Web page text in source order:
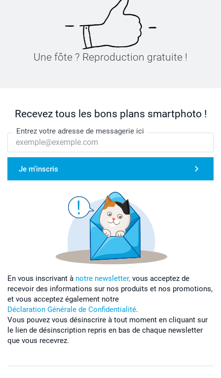
Une fôte ? Reproduction gratuite !
Recevez tous les bons plans smartphoto !
Entrez votre adresse de messagerie ici
Je m'inscris
En vous inscrivant à notre newsletter, vous acceptez de
recevoir des informations sur nos produits et nos promotions,
et vous acceptez également notre
Déclaration Générale de Confidentialité.
Vous pouvez vous désinscrire à tout moment en cliquant sur
le lien de désinscription repris en bas de chaque newsletter
que vous recevrez.